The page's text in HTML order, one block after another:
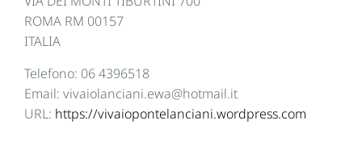
ROMA RM 00157
ITALIA
Telefono: 06 4396518
Email: vivaiolanciani.ewa@hotmail.it
URL: https://vivaiopontelanciani.wordpress.com